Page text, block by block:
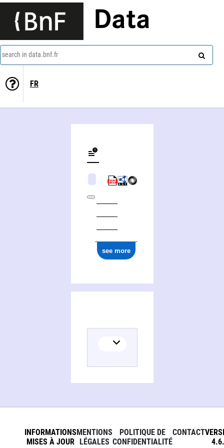
Data
search in data.bnf.fr
FR
see more
INFORMATIONS
MISES À JOUR
MENTIONS
LÉGALES
POLITIQUE DE
CONFIDENTIALITÉ
CONTACT